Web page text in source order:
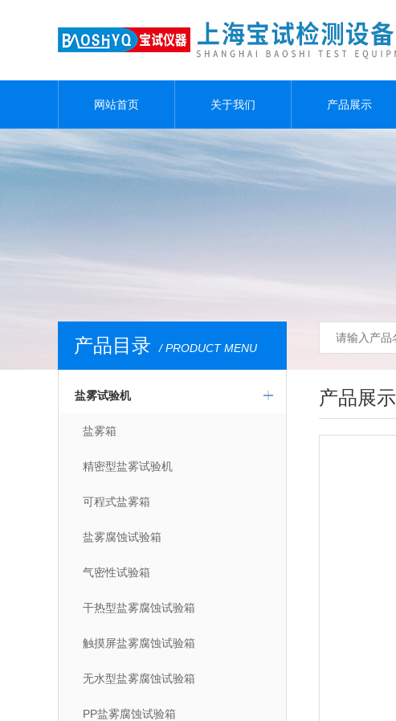
网站首页 关于我们 产品展示
产品目录 / PRODUCT MENU
盐雾试验机
盐雾箱
精密型盐雾试验机
可程式盐雾箱
盐雾腐蚀试验箱
气密性试验箱
干热型盐雾腐蚀试验箱
触摸屏盐雾腐蚀试验箱
无水型盐雾腐蚀试验箱
PP盐雾腐蚀试验箱
产品展示